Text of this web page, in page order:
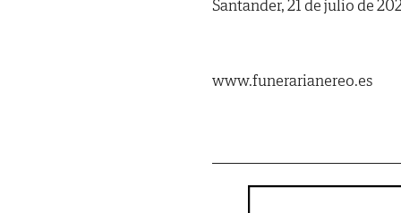
Santander, 21 de julio de
www.funerarianereo.es